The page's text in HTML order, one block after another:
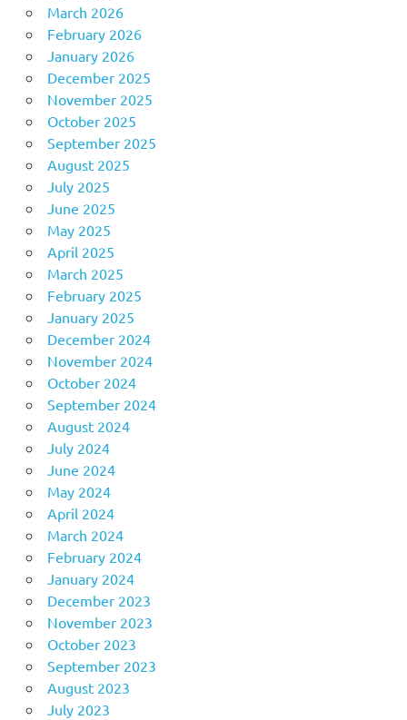
March 2026
February 2026
January 2026
December 2025
November 2025
October 2025
September 2025
August 2025
July 2025
June 2025
May 2025
April 2025
March 2025
February 2025
January 2025
December 2024
November 2024
October 2024
September 2024
August 2024
July 2024
June 2024
May 2024
April 2024
March 2024
February 2024
January 2024
December 2023
November 2023
October 2023
September 2023
August 2023
July 2023